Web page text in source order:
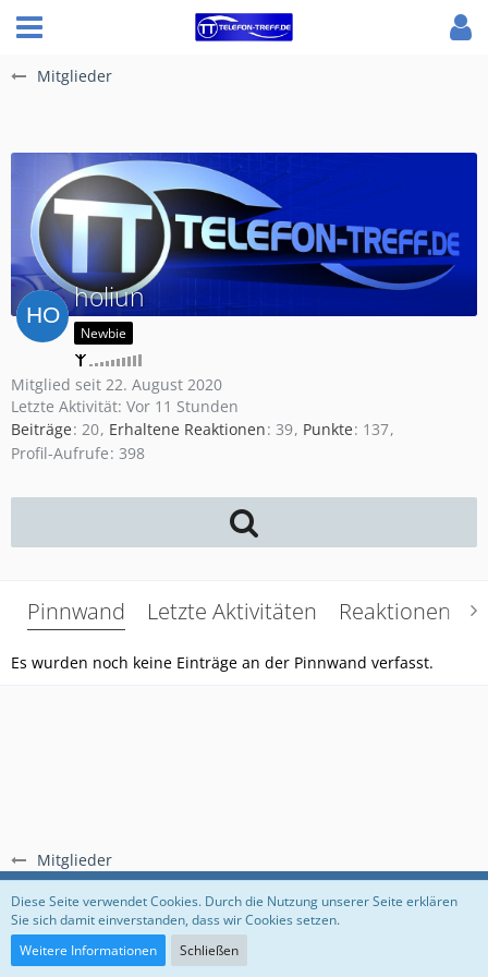
Mitglieder
Mitglieder
holiun
Newbie
Mitglied seit 22. August 2020
Letzte Aktivität: Vor 11 Stunden
Beiträge 20 Erhaltene Reaktionen 39 Punkte 137
Profil-Aufrufe 398
Pinnwand Letzte Aktivitäten Reaktionen
Es wurden noch keine Einträge an der Pinnwand verfasst.
Regeln Datenschutzerklärung Impressum
Community-Software:
Diese Seite verwendet Cookies. Durch die Nutzung unserer Seite erklären
Sie sich damit einverstanden, dass wir Cookies setzen.
Weitere Informationen
Schließen